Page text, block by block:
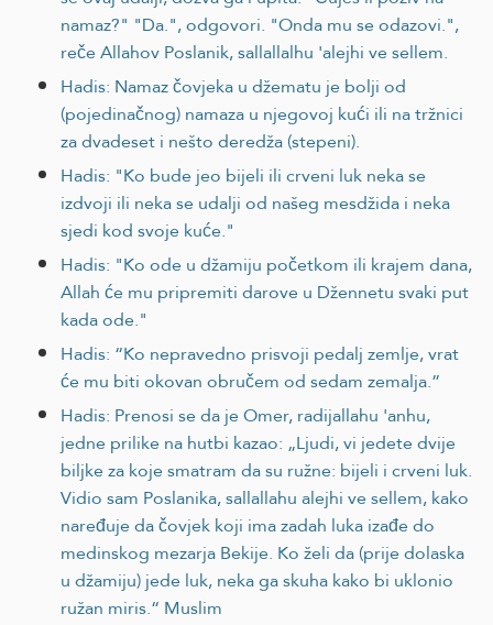
namaz?" "Da.", odgovori. "Onda mu se odazovi.",
reče Allahov Poslanik, sallallalhu 'alejhi ve sellem.
Hadis: Namaz čovjeka u džematu je bolji od
(pojedinačnog) namaza u njegovoj kući ili na tržnici
za dvadeset i nešto deredža (stepeni).
Hadis: "Ko bude jeo bijeli ili crveni luk neka se
izdvoji ili neka se udalji od našeg mesdžida i neka
sjedi kod svoje kuće."
Hadis: "Ko ode u džamiju početkom ili krajem dana,
Allah će mu pripremiti darove u Džennetu svaki put
kada ode."
Hadis: “Ko nepravedno prisvoji pedalj zemlje, vrat
će mu biti okovan obručem od sedam zemalja.”
Hadis: Prenosi se da je Omer, radijallahu 'anhu,
jedne prilike na hutbi kazao: „Ljudi, vi jedete dvije
biljke za koje smatram da su ružne: bijeli i crveni luk.
Vidio sam Poslanika, sallallahu alejhi ve sellem, kako
naređuje da čovjek koji ima zadah luka izađe do
medinskog mezarja Bekije. Ko želi da (prije dolaska
u džamiju) jede luk, neka ga skuha kako bi uklonio
ružan miris.“ Muslim